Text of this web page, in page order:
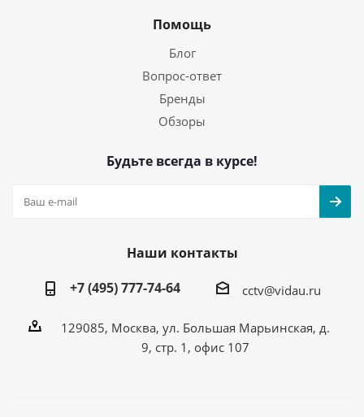
Помощь
Блог
Вопрос-ответ
Бренды
Обзоры
Будьте всегда в курсе!
Наши контакты
+7 (495) 777-74-64
cctv@vidau.ru
129085, Москва, ул. Большая Марьинская, д.
9, стр. 1, офис 107